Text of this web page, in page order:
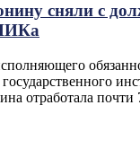
сняли с
отработала почти